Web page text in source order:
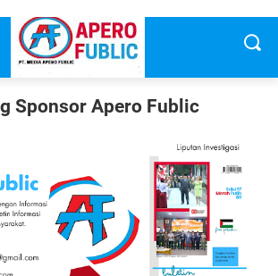
Sponsor Apero Fublic